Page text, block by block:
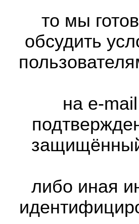
то мы
обсудить
на e-mail
либо иная